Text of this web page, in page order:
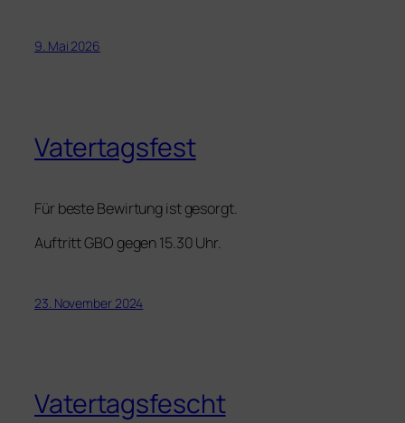
9. Mai 2026
Vatertagsfest
Für beste Bewirtung ist gesorgt.
Auftritt GBO gegen 15.30 Uhr.
23. November 2024
Vatertagsfescht